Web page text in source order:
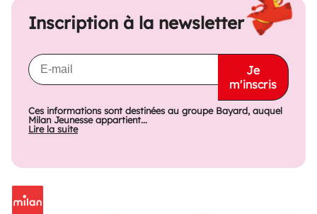
Inscription à la newsletter
Je
m'inscris
Ces informations sont destinées au groupe Bayard, auquel
Milan Jeunesse appartient...
Lire la suite